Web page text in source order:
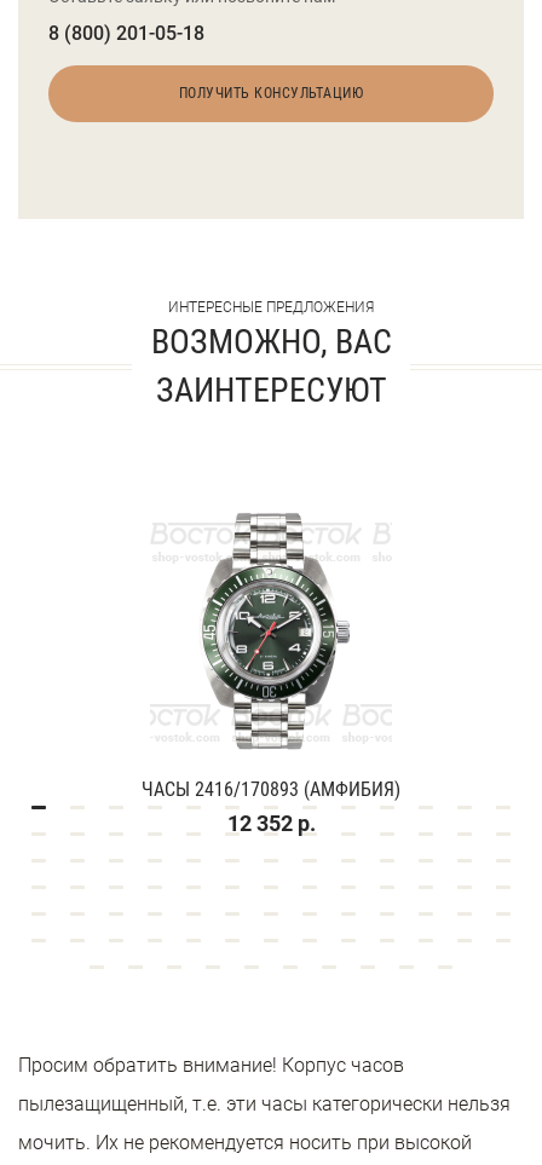
8 (800) 201-05-18
ПОЛУЧИТЬ КОНСУЛЬТАЦИЮ
ИНТЕРЕСНЫЕ ПРЕДЛОЖЕНИЯ
ВОЗМОЖНО, ВАС
ЗАИНТЕРЕСУЮТ
ЧАСЫ 2416/170893 (АМФИБИЯ)
12 352 р.
Просим обратить внимание! Корпус часов
пылезащищенный, т.е. эти часы категорически нельзя
мочить. Их не рекомендуется носить при высокой